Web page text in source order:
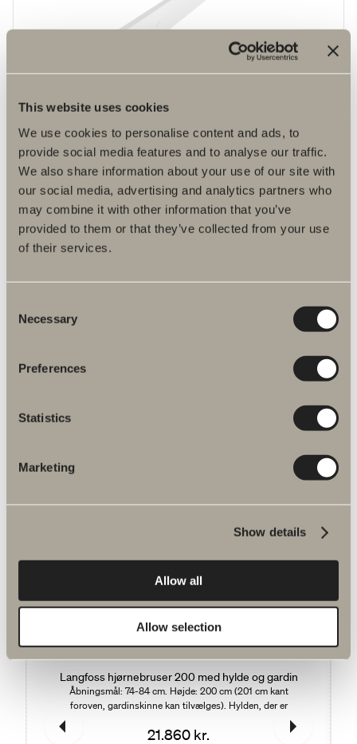
This website uses cookies
We use cookies to personalise content and ads, to
provide social media features and to analyse our traffic.
We also share information about your use of our site with
our social media, advertising and analytics partners who
may combine it with other information that you’ve
provided to them or that they’ve collected from your use
of their services.
Selection
Necessary
Preferences
Statistics
Marketing
Show details
Allow all
Allow selection
Front brusehylde
Et vandret design der sammenkobler forskellige funktioner og skaber
helhed.
670 kr.
Du är måske interesseret i
Langfoss hjørnebruser 200 med hylde og gardin
Åbningsmål: 74-84 cm. Højde: 200 cm (201 cm kant
foroven, gardinskinne kan tilvælges). Hylden, der er
21.860 kr.